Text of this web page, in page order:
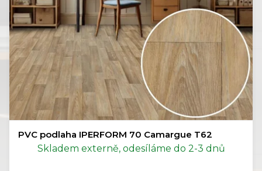
PVC podlaha IPERFORM 70 Camargue T62
Skladem externě, odesíláme do 2-3 dnů